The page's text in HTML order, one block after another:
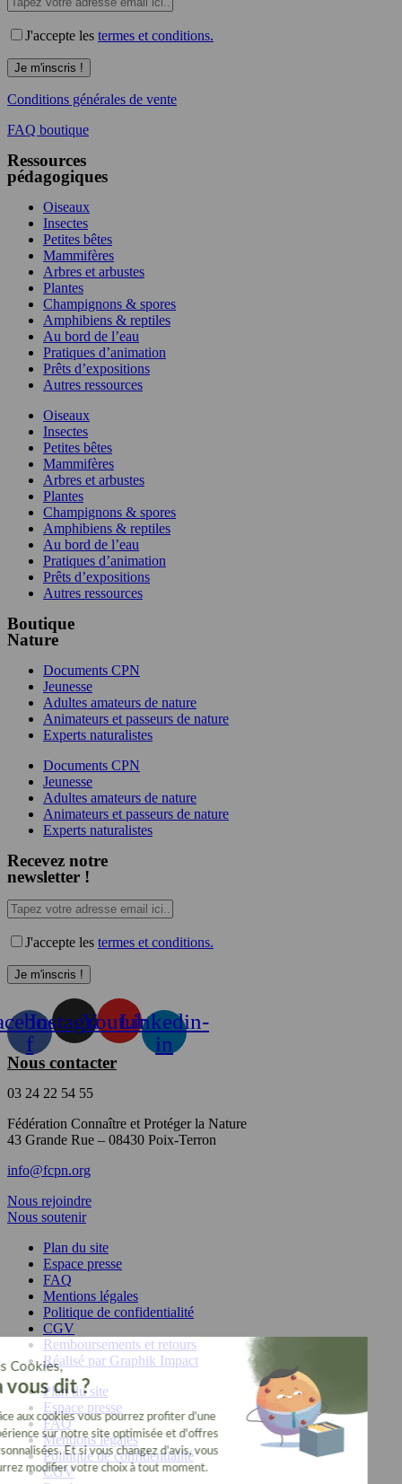
J'accepte les termes et conditions.
Conditions générales de vente
FAQ boutique
Ressources
pédagogiques
Oiseaux
Insectes
Petites bêtes
Mammifères
Arbres et arbustes
Plantes
Champignons & spores
Amphibiens & reptiles
Au bord de l’eau
Pratiques d’animation
Prêts d’expositions
Autres ressources
Oiseaux
Insectes
Petites bêtes
Mammifères
Arbres et arbustes
Plantes
Champignons & spores
Amphibiens & reptiles
Au bord de l’eau
Pratiques d’animation
Prêts d’expositions
Autres ressources
Boutique
Nature
Documents CPN
Jeunesse
Adultes amateurs de nature
Animateurs et passeurs de nature
Experts naturalistes
Documents CPN
Jeunesse
Adultes amateurs de nature
Animateurs et passeurs de nature
Experts naturalistes
Recevez notre
newsletter !
J'accepte les termes et conditions.
f
InstagramYoutubeLinkedin-
in
Nous contacter
03 24 22 54 55
Fédération Connaître et Protéger la Nature
43 Grande Rue – 08430 Poix-Terron
info@fcpn.org
Nous rejoindre
Nous soutenir
Plan du site
Espace presse
FAQ
Mentions légales
Politique de confidentialité
CGV
Remboursements et retours
Réalisé par Graphik Impact
Plan du site
Espace presse
FAQ
Mentions légales
Politique de confidentialité
CGV